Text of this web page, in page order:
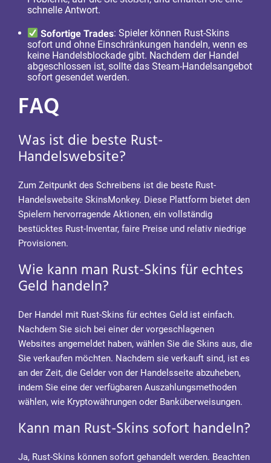
schnelle Antwort.
Sofortige Trades: Spieler können Rust-Skins
sofort und ohne Einschränkungen handeln, wenn es
keine Handelsblockade gibt. Nachdem der Handel
abgeschlossen ist, sollte das Steam-Handelsangebot
sofort gesendet werden.
FAQ
Was ist die beste Rust-
Handelswebsite?
Zum Zeitpunkt des Schreibens ist die beste Rust-
Handelswebsite SkinsMonkey. Diese Plattform bietet den
Spielern hervorragende Aktionen, ein vollständig
bestücktes Rust-Inventar, faire Preise und relativ niedrige
Provisionen.
Wie kann man Rust-Skins für echtes
Geld handeln?
Der Handel mit Rust-Skins für echtes Geld ist einfach.
Nachdem Sie sich bei einer der vorgeschlagenen
Websites angemeldet haben, wählen Sie die Skins aus, die
Sie verkaufen möchten. Nachdem sie verkauft sind, ist es
an der Zeit, die Gelder von der Handelsseite abzuheben,
indem Sie eine der verfügbaren Auszahlungsmethoden
wählen, wie Kryptowährungen oder Banküberweisungen.
Kann man Rust-Skins sofort handeln?
Ja, Rust-Skins können sofort gehandelt werden. Beachten